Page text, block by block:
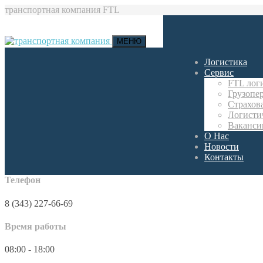
транспортная компания FTL
МЕНЮ
Логистика
Сервис
FTL
О Нас
Новости
Контакты
Телефон
8 (343) 227-66-69
Время работы
08:00 - 18:00